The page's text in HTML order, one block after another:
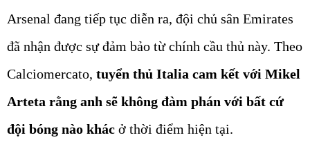
Arsenal đang tiếp tục diễn ra, đội chủ sân Emirates
đã nhận được sự đảm bảo từ chính cầu thủ này. Theo
Calciomercato, tuyển thủ Italia cam kết với Mikel
Arteta rằng anh sẽ không đàm phán với bất cứ
đội bóng nào khác ở thời điểm hiện tại.